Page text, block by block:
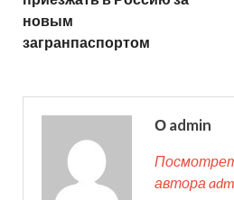
новым
загранпаспортом
О admin
автора